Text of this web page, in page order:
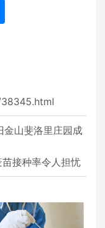
山斐洛里庄园成
接种率令人担忧